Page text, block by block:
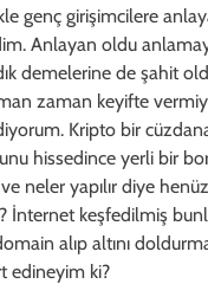
genç girişimcilere
Anlayan oldu
demelerine de şahit
zaman keyifte
Kripto bir
hissedince yerli bir
neler yapılır diye
İnternet keşfedilmiş
alıp altını
edineyim ki?